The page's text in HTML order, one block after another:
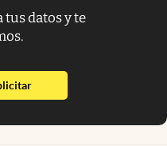
tus datos y te
abre en nueva pestaña